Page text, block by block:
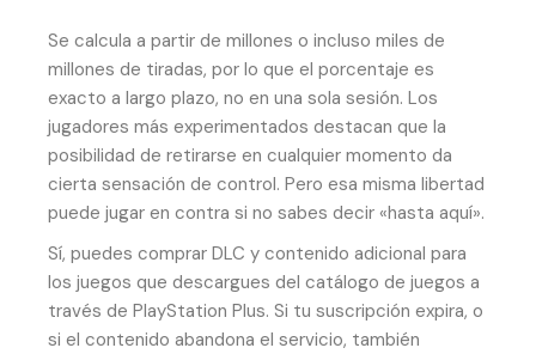
Se calcula a partir de millones o incluso miles de
millones de tiradas, por lo que el porcentaje es
exacto a largo plazo, no en una sola sesión. Los
jugadores más experimentados destacan que la
posibilidad de retirarse en cualquier momento da
cierta sensación de control. Pero esa misma libertad
puede jugar en contra si no sabes decir «hasta aquí».
Sí, puedes comprar DLC y contenido adicional para
los juegos que descargues del catálogo de juegos a
través de PlayStation Plus. Si tu suscripción expira, o
si el contenido abandona el servicio, también